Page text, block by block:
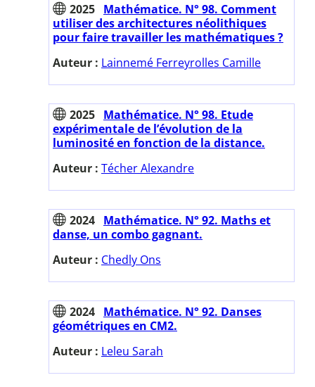
2025 Mathématice. N° 98. Comment
utiliser des architectures néolithiques
pour faire travailler les mathématiques ?
Auteur : Lainnemé Ferreyrolles Camille
2025 Mathématice. N° 98. Etude
expérimentale de l’évolution de la
luminosité en fonction de la distance.
Auteur : Técher Alexandre
2024 Mathématice. N° 92. Maths et
danse, un combo gagnant.
Auteur : Chedly Ons
2024 Mathématice. N° 92. Danses
géométriques en CM2.
Auteur : Leleu Sarah